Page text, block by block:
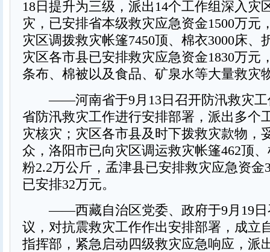
18日提升为三级，派出14个工作组深入灾
灾，已安排省本级救灾应急资金1500万元
灾区调拨救灾帐篷7450顶、棉衣3000床、
灾区各市县已安排救灾应急资金1830万元
条布、棉被以及食品、矿泉水等大量救灾
——河南省于9月13日召开防汛救灾工
省防汛救灾工作进行安排部署，派出多个
灾核灾；灾区各市县及时下拨救灾款物，
众，洛阳市已向灾区调运救灾帐篷462顶
粉2.2万公斤，孟津县已安排救灾应急资金
已安排32万元。
——西藏自治区党委、政府于9月19日
议，对抗震救灾工作作出安排部署，成立
指挥部，紧急启动四级救灾应急响应，派